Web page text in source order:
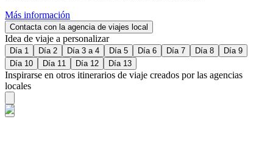
Más información
Contacta con la agencia de viajes local
Idea de viaje a personalizar
Día 1 Día 2 Día 3 a 4 Día 5 Día 6 Día 7 Día 8
Día 9
Día 10
Día 11 Día 12 Día 13
Inspirarse en otros itinerarios de viaje creados por las agencias
locales